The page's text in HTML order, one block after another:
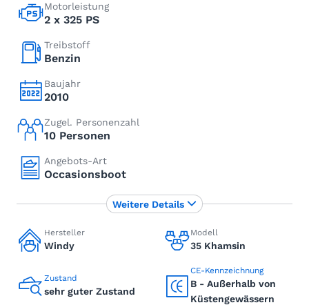
Motorleistung
2 x 325 PS
Treibstoff
Benzin
Baujahr
2010
Zugel. Personenzahl
10 Personen
Angebots-Art
Occasionsboot
Hersteller
Windy
Modell
35 Khamsin
Zustand
sehr guter Zustand
CE-Kennzeichnung
B - Außerhalb von
Küstengewässern
Weitere Details